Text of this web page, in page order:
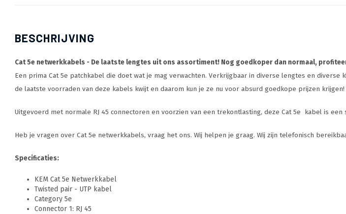
BESCHRIJVING
Cat 5e netwerkkabels - De laatste lengtes uit ons assortiment! Nog goedkoper dan normaal,
Een prima Cat 5e patchkabel die doet wat je mag verwachten. Verkrijgbaar in diverse lengtes en
de laatste voorraden van deze kabels kwijt en daarom kun je ze nu voor absurd goedkope prijzen krijgen!
Uitgevoerd met normale RJ 45 connectoren en voorzien van een trekontlasting, deze Cat 5e kabel is
Heb je vragen over Cat 5e netwerkkabels, vraag het ons. Wij helpen je graag. Wij zijn telefonisch
Specificaties:
KEM Cat 5e Netwerkkabel
Twisted pair - UTP kabel
Category 5e
Connector 1: RJ 45